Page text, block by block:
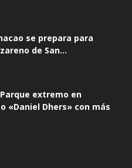
se prepara para
de San...
extremo en
«Daniel Dhers» con más